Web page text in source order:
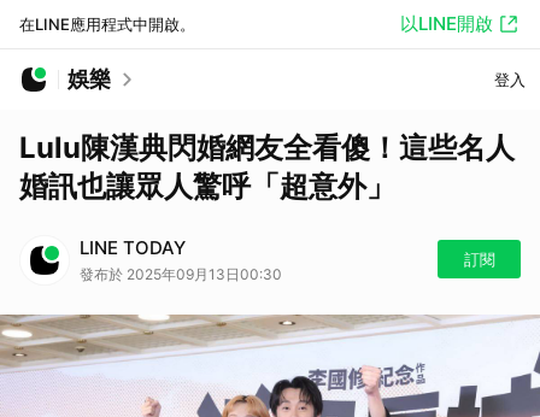
在LINE應用程式中開啟。 以LINE開啟
娛樂 登入
Lulu陳漢典閃婚網友全看傻！這些名人
婚訊也讓眾人驚呼「超意外」
LINE TODAY
發布於 2025年09月13日00:30
訂閱